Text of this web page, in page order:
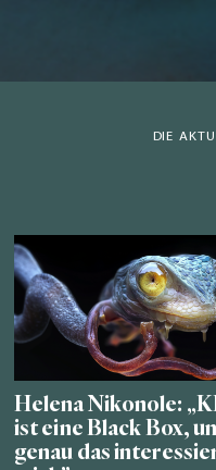
DIE
Helena Nikonole:
ist eine Black Box,
genau das